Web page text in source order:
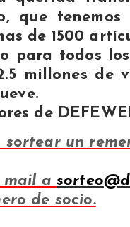
que
de 1500
para todos
millones de
de
un
mail a
de socio.